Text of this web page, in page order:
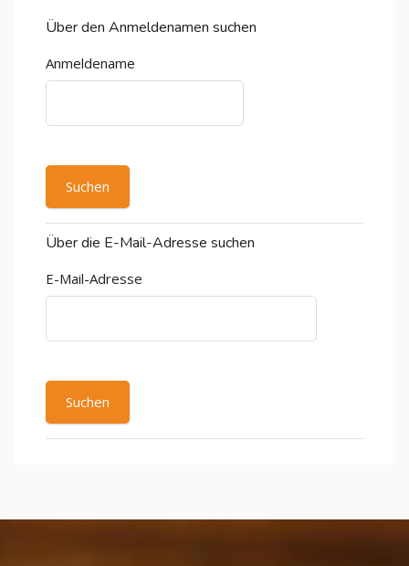
Über den Anmeldenamen suchen
Anmeldename
Über die E-Mail-Adresse suchen
E-Mail-Adresse